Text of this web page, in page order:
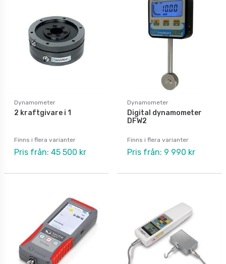
Dynamometer
2 kraftgivare i 1
Finns i flera varianter
Pris från: 45 500 kr
Dynamometer
Digital dynamometer
DFW2
Finns i flera varianter
Pris från: 9 990 kr